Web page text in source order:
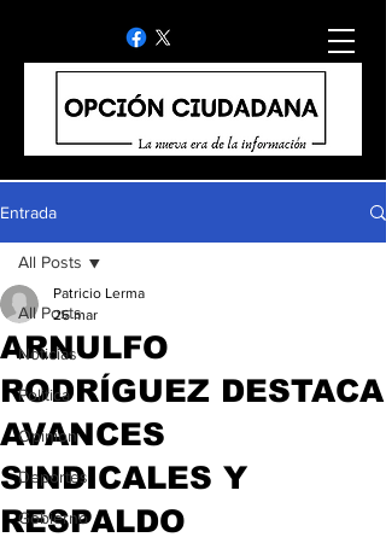
Entrada
All Posts
Noticias
Politica
Opinion
Deportes
Gobierno
All Posts
ARNULFO
RODRÍGUEZ DESTACA
AVANCES
SINDICALES Y
RESPALDO
Patricio Lerma
26 mar